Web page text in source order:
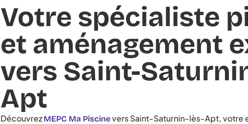
Votre spécialiste
et aménagement
vers Saint-
Apt
Découvrez MEPC Ma Piscinevers Saint-Saturnin-lès-Apt, votre